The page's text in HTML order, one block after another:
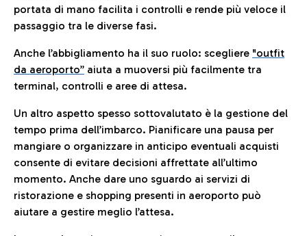
portata di mano facilita i controlli e rende più veloce il
passaggio tra le diverse fasi.
Anche l’abbigliamento ha il suo ruolo: scegliere "outfit
da aeroporto” aiuta a muoversi più facilmente tra
terminal, controlli e aree di attesa.
Un altro aspetto spesso sottovalutato è la gestione del
tempo prima dell’imbarco. Pianificare una pausa per
mangiare o organizzare in anticipo eventuali acquisti
consente di evitare decisioni affrettate all’ultimo
momento. Anche dare uno sguardo ai servizi di
ristorazione e shopping presenti in aeroporto può
aiutare a gestire meglio l’attesa.